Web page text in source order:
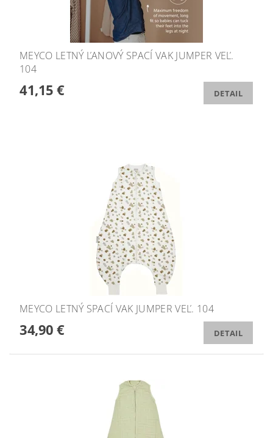
MEYCO LETNÝ ĽANOVÝ SPACÍ VAK JUMPER VEĽ.
104
41,15 € DETAIL
MEYCO LETNÝ SPACÍ VAK JUMPER VEĽ. 104
34,90 € DETAIL